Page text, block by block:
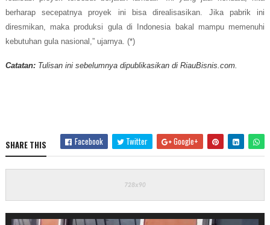
berharap secepatnya proyek ini bisa direalisasikan. Jika pabrik ini
diresmikan, maka produksi gula di Indonesia bakal mampu memenuhi
kebutuhan gula nasional,” ujarnya. (*)
Catatan: Tulisan ini sebelumnya dipublikasikan di RiauBisnis.com.
SHARE THIS Facebook Twitter Google+